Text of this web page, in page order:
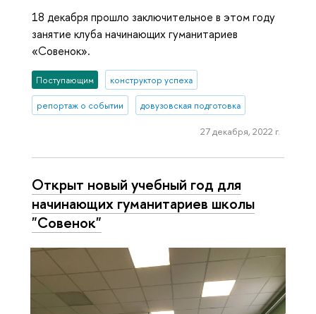
18 декабря прошло заключительное в этом году
занятие клуба начинающих гуманитариев
«Совенок».
Поступающим конструктор успеха
репортаж о событии довузовская подготовка
27 декабря, 2022 г.
Открыт новый учебный год для
начинающих гуманитариев школы
"Совенок"